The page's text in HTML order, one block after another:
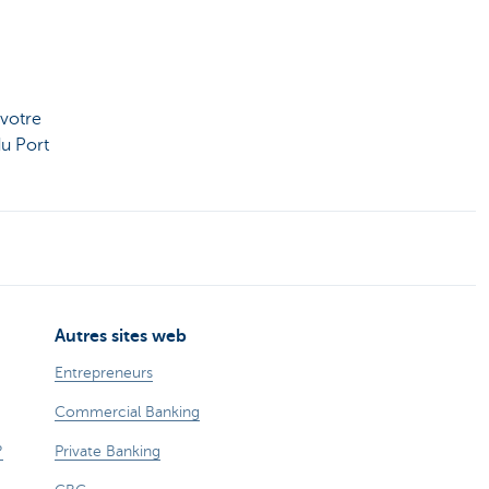
Port
Autres sites web
Entrepreneurs
Commercial Banking
Private Banking